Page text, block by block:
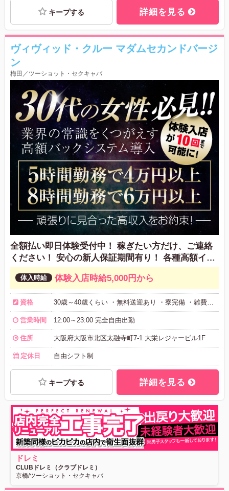
キープする 詳細を見る
ヴィヴィッド・クルー マダムセカンドバージ
ン
梅田／ツーショット・セクキャバ
全額払い即日体験受付中！ 稼ぎたい方だけ、ご連絡
ください！ 安心の新人保証期間有り！ 各種高額イン
センティブ有り
体験入店時給5,000円から
資格
営業時間 12:00～23:00 完全自由出勤
住所 大阪府大阪市北区太融寺町7-1 大栄レジャービル1F
定休日 自由シフト制
キープする 詳細を見る
ドレミ
CLUBドレミ（クラブドレミ）
京橋/ツーショット・セクキャバ